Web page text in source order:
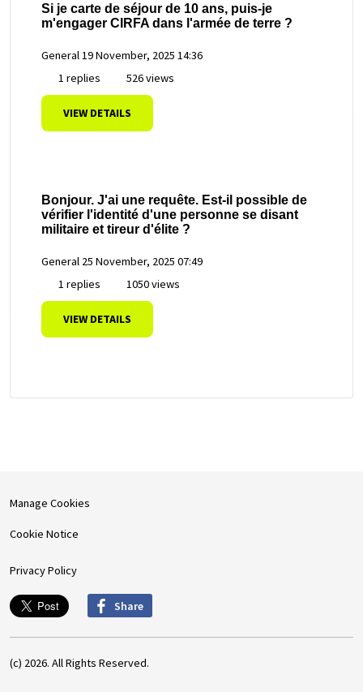
Si je carte de séjour de 10 ans, puis-je
m'engager CIRFA dans l'armée de terre ?
General19 November, 2025 14:36
1 replies
526 views
VIEW DETAILS
Bonjour. J'ai une requête. Est-il possible de
vérifier l'identité d'une personne se disant
militaire et tireur d'élite ?
General 25 November, 2025 07:49
1 replies
1050 views
VIEW DETAILS
Manage Cookies
Cookie Notice
Privacy Policy
Share
(c) 2026. All Rights Reserved.